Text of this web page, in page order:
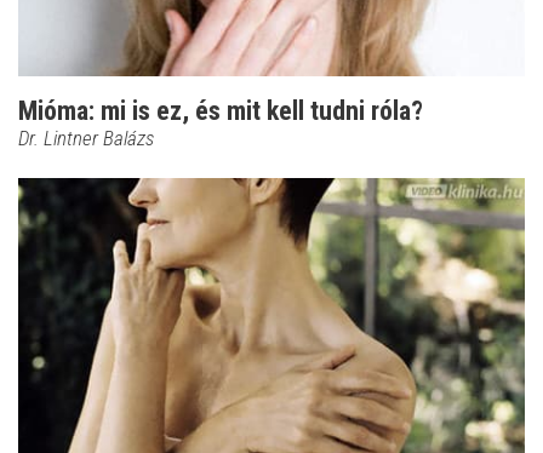
Mióma: mi is ez, és mit kell tudni róla?
Dr. Lintner Balázs